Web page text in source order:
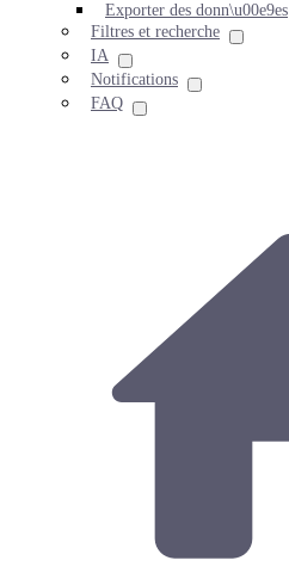
Exporter des donn\u00e9es
Filtres et recherche
IA
Notifications
FAQ